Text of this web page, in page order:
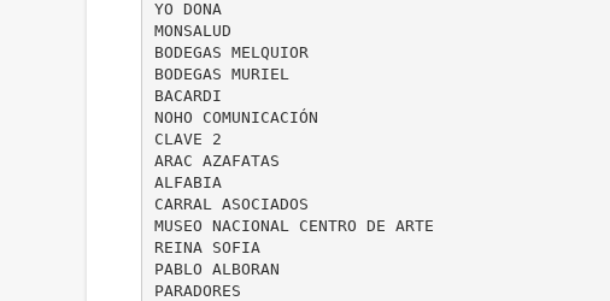
YO DONA
MONSALUD
BODEGAS MELQUIOR
BODEGAS MURIEL
BACARDI
NOHO COMUNICACIÓN
CLAVE 2
ARAC AZAFATAS
ALFABIA
CARRAL ASOCIADOS
MUSEO NACIONAL CENTRO DE ARTE
REINA SOFIA
PABLO ALBORAN
PARADORES